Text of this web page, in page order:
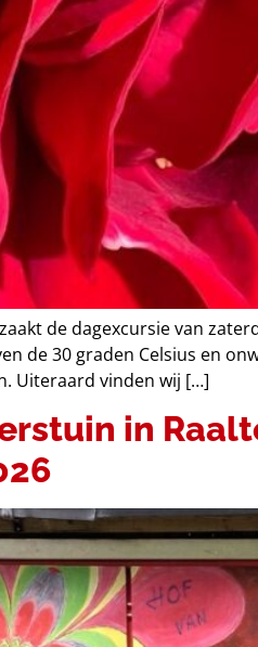
de dagexcursie van
de 30 graden Celsius en
Uiteraard vinden wij […]
in